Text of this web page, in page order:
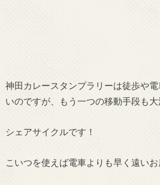
神田カレースタンプラリーは徒歩や
いのですが、もう一つの移動手段も大
シェアサイクルです！
こいつを使えば電車よりも早く遠い